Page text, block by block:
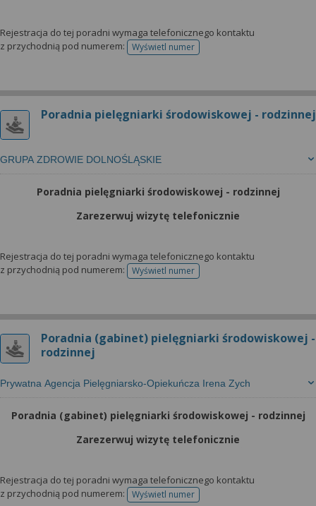
Rejestracja do tej poradni wymaga telefonicznego kontaktu
z przychodnią pod numerem:
Wyświetl numertelefonu do rejestracji
Poradnia pielęgniarki środowiskowej - rodzinnej
GRUPA ZDROWIE DOLNOŚLĄSKIE
Poradnia pielęgniarki środowiskowej - rodzinnej
Zarezerwuj wizytę telefonicznie
Rejestracja do tej poradni wymaga telefonicznego kontaktu
z przychodnią pod numerem:
Wyświetl numertelefonu do rejestracji
Poradnia (gabinet) pielęgniarki środowiskowej -
rodzinnej
Prywatna Agencja Pielęgniarsko-Opiekuńcza Irena Zych
Poradnia (gabinet) pielęgniarki środowiskowej - rodzinnej
Zarezerwuj wizytę telefonicznie
Rejestracja do tej poradni wymaga telefonicznego kontaktu
z przychodnią pod numerem:
Wyświetl numertelefonu do rejestracji